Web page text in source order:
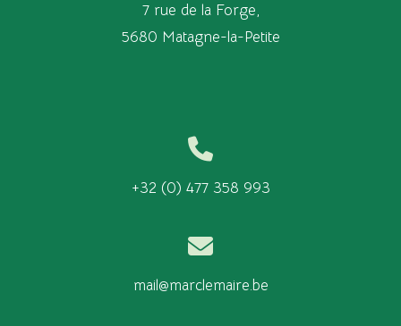
7 rue de la Forge,
5680 Matagne-la-Petite
+32 (0) 477 358 993
mail@marclemaire.be